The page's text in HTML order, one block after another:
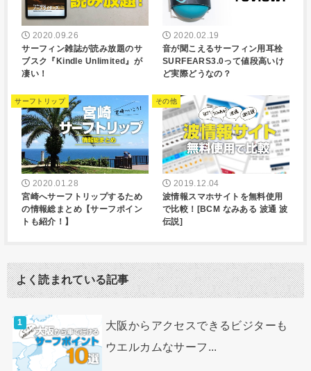
2020.09.26
サーフィン雑誌が読み放題のサ
ブスク『Kindle Unlimited』が
凄い！
2020.02.19
音が聞こえるサーフィン用耳栓
SURFEARS3.0って値段高いけ
ど実際どうなの？
サーフトリップ
2020.01.28
宮崎へサーフトリップするため
の情報総まとめ【サーフポイン
トも紹介！】
その他
2019.12.04
波情報スマホサイトを無料使用
で比較！[BCM なみある 波通 波
伝説]
よく読まれている記事
大阪からアクセスできるビジターも
ウエルカムなサーフ...